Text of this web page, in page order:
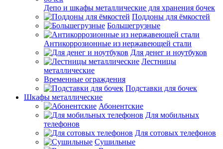
Депо и шкафы металлические для хранения бочек
Поддоны для ёмкостей
Большегрузные
Антикоррозионные из нержавеющей стали
Для денег и ноутбуков
Лестницы
металлические
Временные ограждения
Подставки для бочек
Шкафы металлические
Абонентские
Для мобильных
телефонов
Для сотовых телефонов
Сушильные